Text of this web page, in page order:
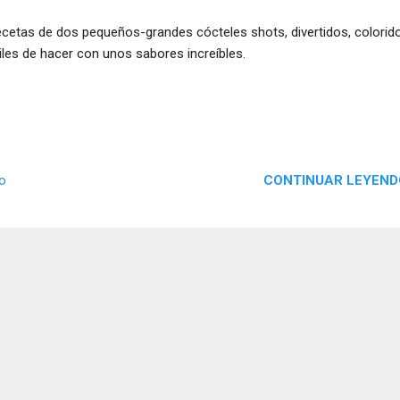
de dos pequeños-grandes cócteles shots, divertidos,
de hacer con unos sabores increíbles.
CONTINUAR